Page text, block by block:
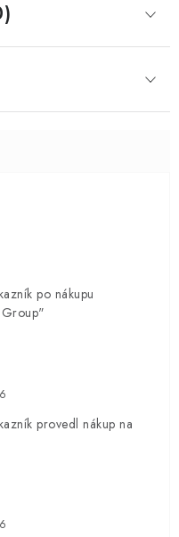
po nákupu
Group"
provedl nákup na